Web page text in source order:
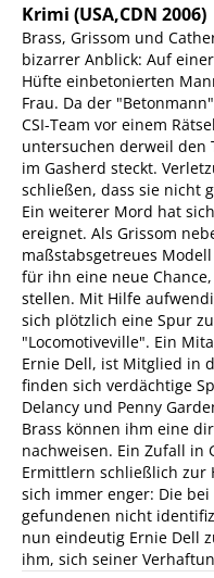
Krimi (USA,CDN 2006)
Brass, Grissom und
bizarrer Anblick: Auf
Hüfte einbetonierten
Frau. Da der
CSI-Team vor einem
untersuchen derweil den
im Gasherd steckt.
schließen, dass sie nicht
Ein weiterer Mord hat
ereignet. Als Grissom
maßstabsgetreues
für ihn eine neue
stellen. Mit Hilfe
sich plötzlich eine Spur
"Locomotiveville". Ein
Ernie Dell, ist Mitglied in
finden sich verdächtige
Delancy und Penny
Brass können ihm eine
nachweisen. Ein Zufall in
Ermittlern schließlich zur
sich immer enger: Die bei
gefundenen nicht
nun eindeutig Ernie Dell
ihm, sich seiner